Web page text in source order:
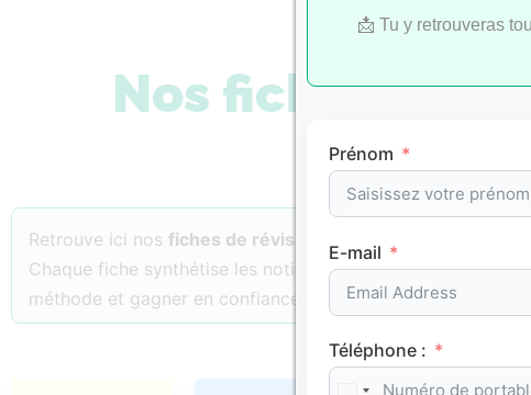
Nos fiches de
Retrouve ici nos fiches de révision
Chaque fiche synthétise les notions essentielles, les
méthode et gagner en confiance.
📩 Tu y retrouveras
Prénom
E-mail
Téléphone :